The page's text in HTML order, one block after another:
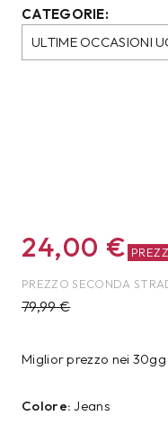
CATEGORIE:
ULTIME OCCASIONI
24,00 €
PREZZO SECONDA
79,99€
Miglior prezzo nei
Colore: Jeans